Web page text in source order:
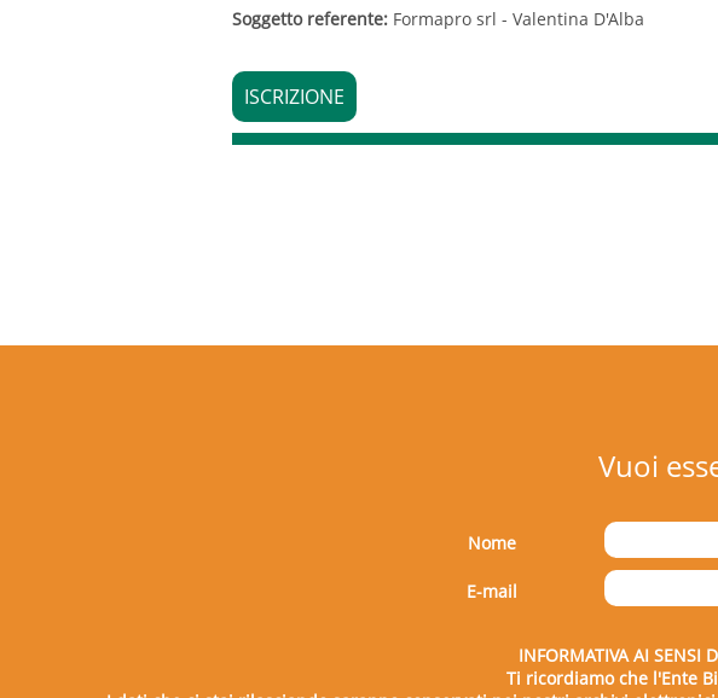
Soggetto referente: Formapro srl - Valentina D'Alba
ISCRIZIONE
Vuoi
Nome
E-mail
INFORMATIVA AI SENSI
Ti ricordiamo che l'Ente